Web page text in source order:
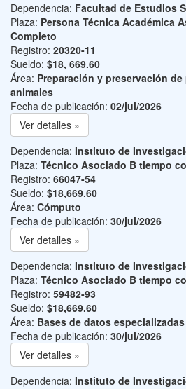
Dependencia: Facultad de Estudios
Plaza: Persona Técnica Académica
Completo
Registro: 20320-11
Sueldo: $18, 669.60
Área: Preparación y preservación
animales
Fecha de publicación: 02/jul/2026
Ver detalles »
Dependencia: Instituto de
Plaza: Técnico Asociado B tiempo
Registro: 66047-54
Sueldo: $18,669.60
Área: Cómputo
Fecha de publicación: 30/jul/2026
Ver detalles »
Dependencia: Instituto de
Plaza: Técnico Asociado B tiempo
Registro: 59482-93
Sueldo: $18,669.60
Área: Bases de datos especializadas
Fecha de publicación: 30/jul/2026
Ver detalles »
Dependencia: Instituto de